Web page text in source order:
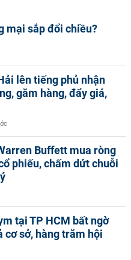
mại sắp đổi chiều?
lên tiếng phủ nhận
găm hàng, đẩy giá,
Buffett mua ròng
phiếu, chấm dứt chuỗi
tại TP HCM bất ngờ
cơ sở, hàng trăm hội